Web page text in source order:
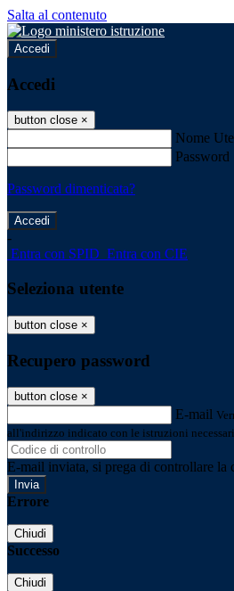
Salta al contenuto
Accedi
Accedi
button close ×
Nome
Password
Password dimenticata?
-
Entra con SPID Entra con CIE
Seleziona utente
button close ×
Recupero password
button close ×
E-mail
all'indirizzo indicato con le istruzioni
E-mail inviata, si prega di controllare la
Errore
Chiudi
Successo
Chiudi